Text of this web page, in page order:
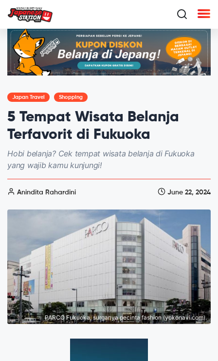
Japan Travel Shopping
5 Tempat Wisata Belanja
Terfavorit di Fukuoka
Hobi belanja? Cek tempat wisata belanja di Fukuoka
yang wajib kamu kunjungi!
Anindita Rahardini June 22, 2024
PARCO Fukuoka, surganya pecinta fashion (yokonavi.com).